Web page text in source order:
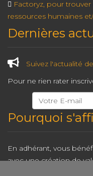
Factoryz, pour
ressources humaines
Dernières
Suivez l'actualité
Pour ne rien rater
Pourquoi
En adhérant, vous
avec une création de